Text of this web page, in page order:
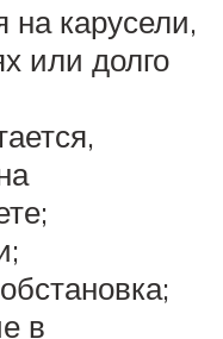
на карусели,
или долго
в